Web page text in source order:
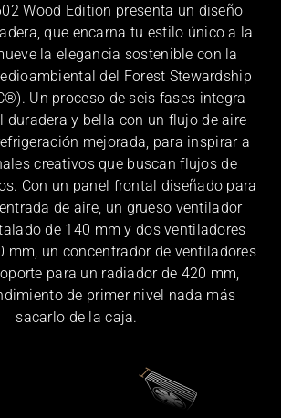
Wood Edition presenta un diseño
que encarna tu estilo único a la
la elegancia sostenible con la
del Forest Stewardship
Un proceso de seis fases integra
duradera y bella con un flujo de aire
mejorada, para inspirar a
creativos que buscan flujos de
Con un panel frontal diseñado para
de aire, un grueso ventilador
de 140 mm y dos ventiladores
mm, un concentrador de ventiladores
para un radiador de 420 mm,
de primer nivel nada más
sacarlo de la caja.